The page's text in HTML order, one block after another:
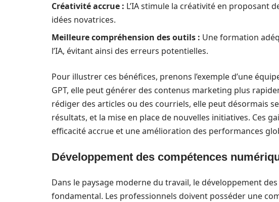
Créativité accrue : L’IA stimule la créativité en proposant
idées novatrices.
Meilleure compréhension des outils : Une formation
l’IA, évitant ainsi des erreurs potentielles.
Pour illustrer ces bénéfices, prenons l’exemple d’une
GPT, elle peut générer des contenus marketing plus
rédiger des articles ou des courriels, elle peut désormais
résultats, et la mise en place de nouvelles initiatives. Ces
efficacité accrue et une amélioration des performances
Développement des compétences
Dans le paysage moderne du travail, le développement des
fondamental. Les professionnels doivent posséder une